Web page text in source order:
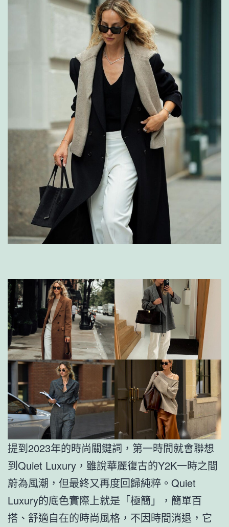
提到2023年的時尚關鍵詞，第一時間就會聯想
到Quiet Luxury，雖說華麗復古的Y2K一時之間
蔚為風潮，但最終又再度回歸純粹。Quiet
Luxury的底色實際上就是「極簡」，簡單百
搭、舒適自在的時尚風格，不因時間消退，它